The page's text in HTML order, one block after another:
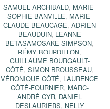
SAMUEL ARCHIBALD, MARIE-
SOPHIE BANVILLE, MARIE-
CLAUDE BEAUCAGE,ADRIEN
BEAUDUIN, LEANNE
BETASAMOSAKE SIMPSON,
RÉMY BOURDILLON,
GUILLAUME BOURGAULT-
CÔTÉ, SIMON BROUSSEAU,
VÉRONIQUE CÔTÉ, LAURENCE
CÔTÉ-FOURNIER, MARC-
ANDRÉ CYR, DANIEL
DESLAURIERS, NELLY